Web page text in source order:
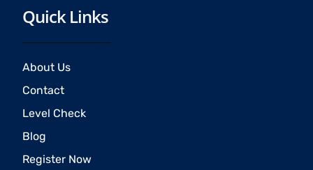
Quick Links
About Us
Contact
Level Check
Blog
Register Now